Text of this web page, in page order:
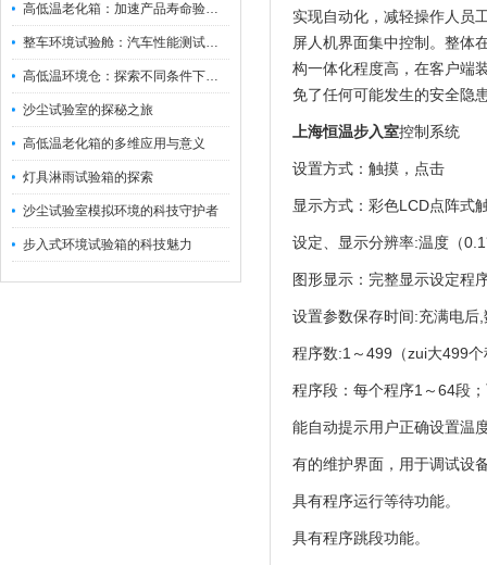
高低温老化箱：加速产品寿命验证的可靠伙伴
整车环境试验舱：汽车性能测试的设备
高低温环境仓：探索不同条件下的科学奥秘
沙尘试验室的探秘之旅
高低温老化箱的多维应用与意义
灯具淋雨试验箱的探索
沙尘试验室模拟环境的科技守护者
步入式环境试验箱的科技魅力
实现自动化，减轻操作人员
屏人机界面集中控制。整体
构一体化程度高，在客户端
免了任何可能发生的安全隐
上海恒温步入室控制系统
设置方式：触摸，点击
显示方式：彩色LCD点阵式
设定、显示分辨率:温度（
图形显示：完整显示设定程
设置参数保存时间:充满电后
程序数:1～499（zui大499
程序段：每个程序1～64段
能自动提示用户正确设置温
有的维护界面，用于调试设
具有程序运行等待功能。
具有程序跳段功能。